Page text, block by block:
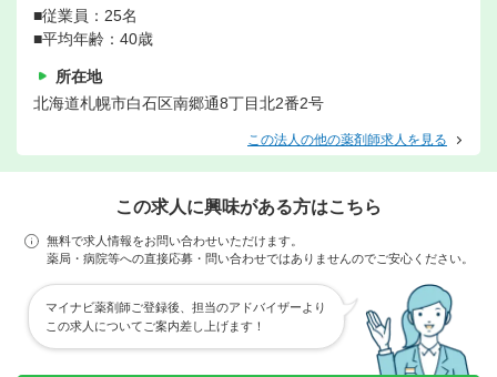
■従業員：25名
■平均年齢：40歳
所在地
北海道札幌市白石区南郷通8丁目北2番2号
この法人の他の薬剤師求人を見る
この求人に興味がある方はこちら
無料で求人情報をお問い合わせいただけます。
薬局・病院等への直接応募・問い合わせではありませんのでご安心ください。
マイナビ薬剤師ご登録後、担当のアドバイザーより
この求人についてご案内差し上げます！